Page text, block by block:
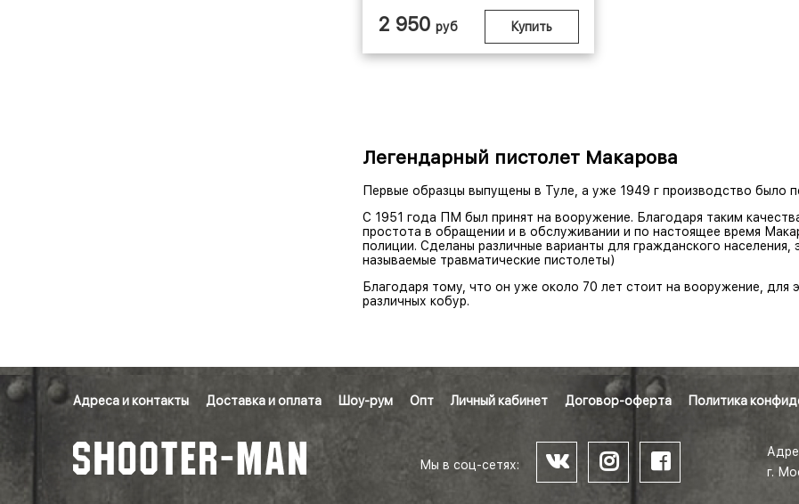
2 950 руб Купить
Легендарный пистолет Макарова
Первые образцы выпущены в Туле, а уже 1949 г производство было
С 1951 года ПМ был принят на вооружение. Благодаря таким
простота в обращении и в обслуживании и по настоящее время
полиции. Сделаны различные варианты для гражданского
называемые травматические пистолеты)
Благодаря тому, что он уже около 70 лет стоит на вооружение, для
различных кобур.
Адреса и контакты Доставка и оплата Шоу-рум Опт Личный кабинет Договор-оферта Политика
Мы в соц-сетях:
г.